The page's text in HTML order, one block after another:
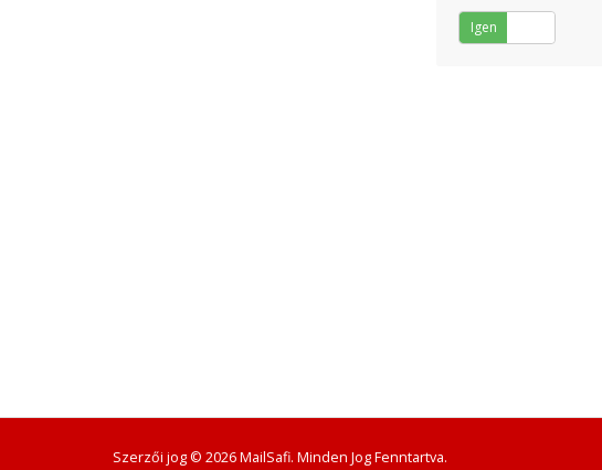
Igen
Szerzői jog © 2026 MailSafi. Minden Jog Fenntartva.